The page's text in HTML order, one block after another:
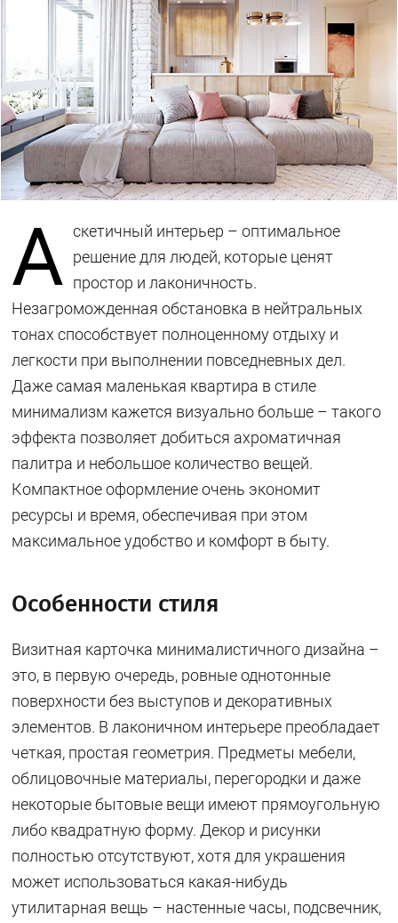
А скетичный интерьер – оптимальное
решение для людей, которые ценят
простор и лаконичность.
Незагроможденная обстановка в нейтральных
тонах способствует полноценному отдыху и
легкости при выполнении повседневных дел.
Даже самая маленькая квартира в стиле
минимализм кажется визуально больше – такого
эффекта позволяет добиться ахроматичная
палитра и небольшое количество вещей.
Компактное оформление очень экономит
ресурсы и время, обеспечивая при этом
максимальное удобство и комфорт в быту.
Особенности стиля
Визитная карточка минималистичного дизайна –
это, в первую очередь, ровные однотонные
поверхности без выступов и декоративных
элементов. В лаконичном интерьере преобладает
четкая, простая геометрия. Предметы мебели,
облицовочные материалы, перегородки и даже
некоторые бытовые вещи имеют прямоугольную
либо квадратную форму. Декор и рисунки
полностью отсутствуют, хотя для украшения
может использоваться какая-нибудь
утилитарная вещь – настенные часы, подсвечник,